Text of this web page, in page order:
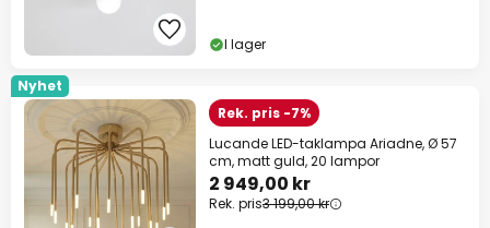
I lager
Nyhet
Rek. pris -7%
Lucande LED-taklampa Ariadne, Ø 57
cm, matt guld, 20 lampor
2 949,00 kr
Rek. pris3 199,00 kr